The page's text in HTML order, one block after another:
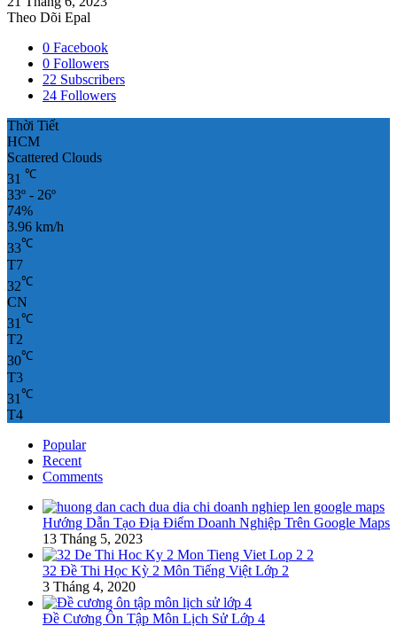
Theo Dõi Epal
0 Facebook
0 Followers
22 Subscribers
24 Followers
Thời Tiết
HCM
Scattered Clouds
31 ℃
33º - 26º
74%
3.96 km/h
33℃
T7
32℃
CN
31 ℃
T2
30℃
T3
31 ℃
T4
Popular
Recent
Comments
Hướng Dẫn Tạo Địa Điểm Doanh Nghiệp Trên Google Maps
13 Tháng 5, 2023
32 Đề Thi Học Kỳ 2 Môn Tiếng Việt Lớp 2
3 Tháng 4, 2020
Đề Cương Ôn Tập Môn Lịch Sử Lớp 4